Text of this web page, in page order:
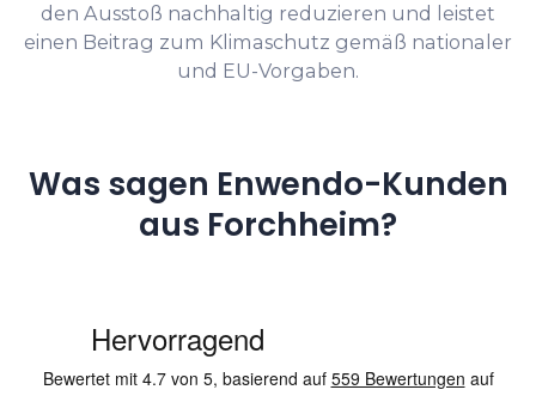
den Ausstoß nachhaltig reduzieren und leistet
einen Beitrag zum Klimaschutz gemäß nationaler
und EU-Vorgaben.
Was sagen Enwendo-Kunden
aus Forchheim?